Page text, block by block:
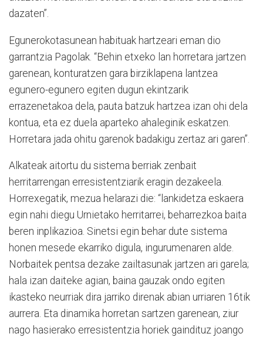
dazaten”.
Egunerokotasunean habituak hartzeari eman dio
garrantzia Pagolak. “Behin etxeko lan horretara jartzen
garenean, konturatzen gara birziklapena lantzea
egunero-egunero egiten dugun ekintzarik
errazenetakoa dela, pauta batzuk hartzea izan ohi dela
kontua, eta ez duela aparteko ahaleginik eskatzen.
Horretara jada ohitu garenok badakigu zertaz ari garen”.
Alkateak aitortu du sistema berriak zenbait
herritarrengan erresistentziarik eragin dezakeela.
Horrexegatik, mezua helarazi die: “lankidetza eskaera
egin nahi diegu Urnietako herritarrei, beharrezkoa baita
beren inplikazioa. Sinetsi egin behar dute sistema
honen mesede ekarriko digula, ingurumenaren alde.
Norbaitek pentsa dezake zailtasunak jartzen ari garela;
hala izan daiteke agian, baina gauzak ondo egiten
ikasteko neurriak dira jarriko direnak abian urriaren 16tik
aurrera. Eta dinamika horretan sartzen garenean, ziur
nago hasierako erresistentzia horiek gaindituz joango